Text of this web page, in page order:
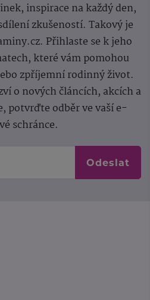
inspirace na každý den,
zkušeností. Takový je
Přihlaste se k jeho
které vám pomohou
zpříjemní rodinný život.
o nových článcích, akcích a
potvrďte odběr ve vaší e-
schránce.
Odeslat